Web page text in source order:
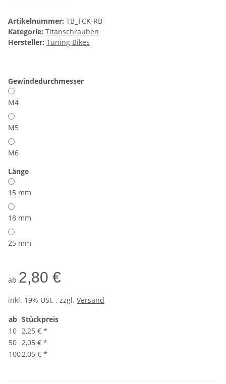
Artikelnummer: TB_TCK-RB
Kategorie: Titanschrauben
Hersteller: Tuning Bikes
Gewindedurchmesser
M4
M5
M6
Länge
15 mm
18 mm
25 mm
ab 2,80 €
inkl. 19% USt. , zzgl. Versand
ab Stückpreis
10 2,25 € *
50 2,05 € *
1002,05 € *